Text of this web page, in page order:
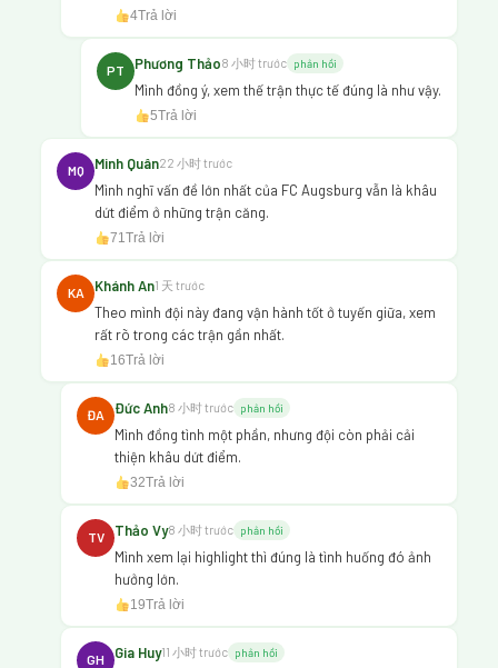
4Trả lời
PT Phương Thảo8 小时 trước phản hồi
Mình đồng ý, xem thế trận thực tế đúng là như vậy.
5Trả lời
MQ Minh Quân22 小时 trước
Mình nghĩ vấn đề lớn nhất của FC Augsburg vẫn là khâu
dứt điểm ở những trận căng.
71 Trả lời
KA Khánh An1 天 trước
Theo mình đội này đang vận hành tốt ở tuyến giữa, xem
rất rõ trong các trận gần nhất.
16Trả lời
ĐA Đức Anh8 小时 trước phản hồi
Mình đồng tình một phần, nhưng đội còn phải cải
thiện khâu dứt điểm.
32Trả lời
TV Thảo Vy8 小时 trước phản hồi
Mình xem lại highlight thì đúng là tình huống đó ảnh
hưởng lớn.
19Trả lời
GH Gia Huy11 小时 trước phản hồi